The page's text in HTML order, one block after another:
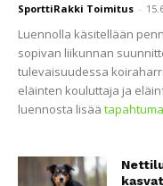
SporttiRakki Toimitus -
Luennolla käsitellään
sopivan liikunnan
tulevaisuudessa
eläinten kouluttaja ja
luennosta lisää